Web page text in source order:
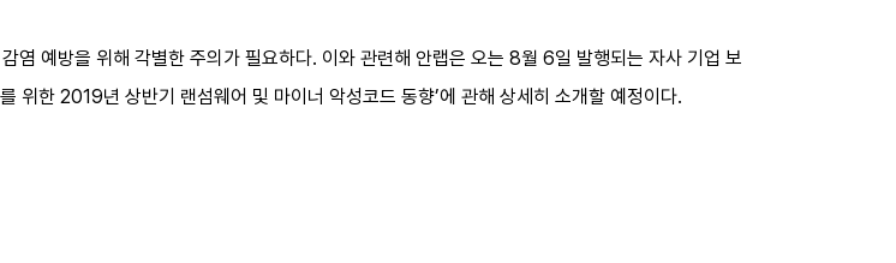
염 예방을 위해 각별한 주의가 필요하다. 이와 관련해 안랩은 오는 8월 6일 발행되는 자사 기업 보
위한 2019년 상반기 랜섬웨어 및 마이너 악성코드 동향’에 관해 상세히 소개할 예정이다.